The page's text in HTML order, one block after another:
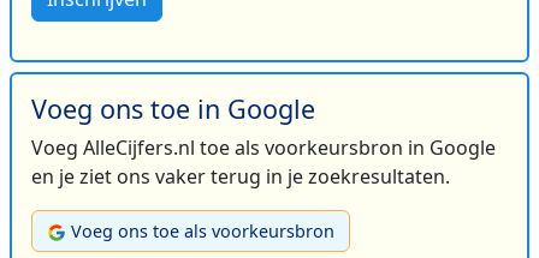
Voeg ons toe in Google
Voeg AlleCijfers.nl toe als voorkeursbron in Google
en je ziet ons vaker terug in je zoekresultaten.
Voeg ons toe als voorkeursbron